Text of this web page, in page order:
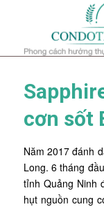
cơn sốt
Năm 2017 đánh
Long. 6 tháng
tỉnh Quảng Ninh
hụt nguồn cung